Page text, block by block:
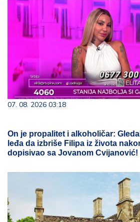
07. 08. 2026 03:18
On je propalitet i alkoholičar:
leđa da izbriše Filipa iz života
dopisivao sa Jovanom Cvijanović!